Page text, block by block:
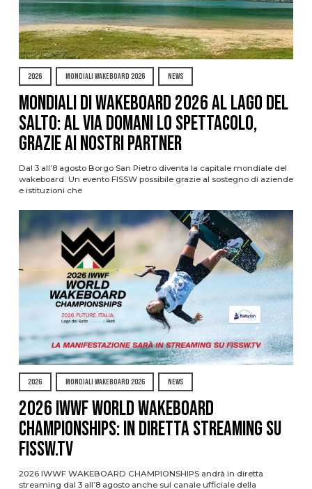
2026 MONDIALI WAKEBOARD 2026 NEWS
Mondiali di Wakeboard 2026 al Lago del
Salto: al via domani lo spettacolo,
grazie ai nostri Partner
Dal 3 all’8 agosto Borgo San Pietro diventa la capitale mondiale del
wakeboard. Un evento FISSW possibile grazie al sostegno di aziende
e istituzioni che
2026 MONDIALI WAKEBOARD 2026 NEWS
2026 IWWF WORLD WAKEBOARD
CHAMPIONSHIPS: IN DIRETTA STREAMING SU
FISSW.TV
2026 IWWF WAKEBOARD CHAMPIONSHIPS andrà in diretta
streaming dal 3 all’8 agosto anche sul canale ufficiale della